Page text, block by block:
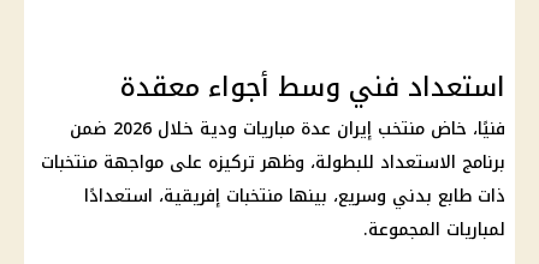
استعداد فني وسط أجواء معقدة
فنيًا، خاض منتخب إيران
عدة مباريات ودية خلال 2026 ضمن
برنامج الاستعداد للبطولة، وظهر تركيزه على مواجهة منتخبات
ذات طابع بدني وسريع، بينها منتخبات إفريقية، استعدادًا
لمباريات المجموعة.